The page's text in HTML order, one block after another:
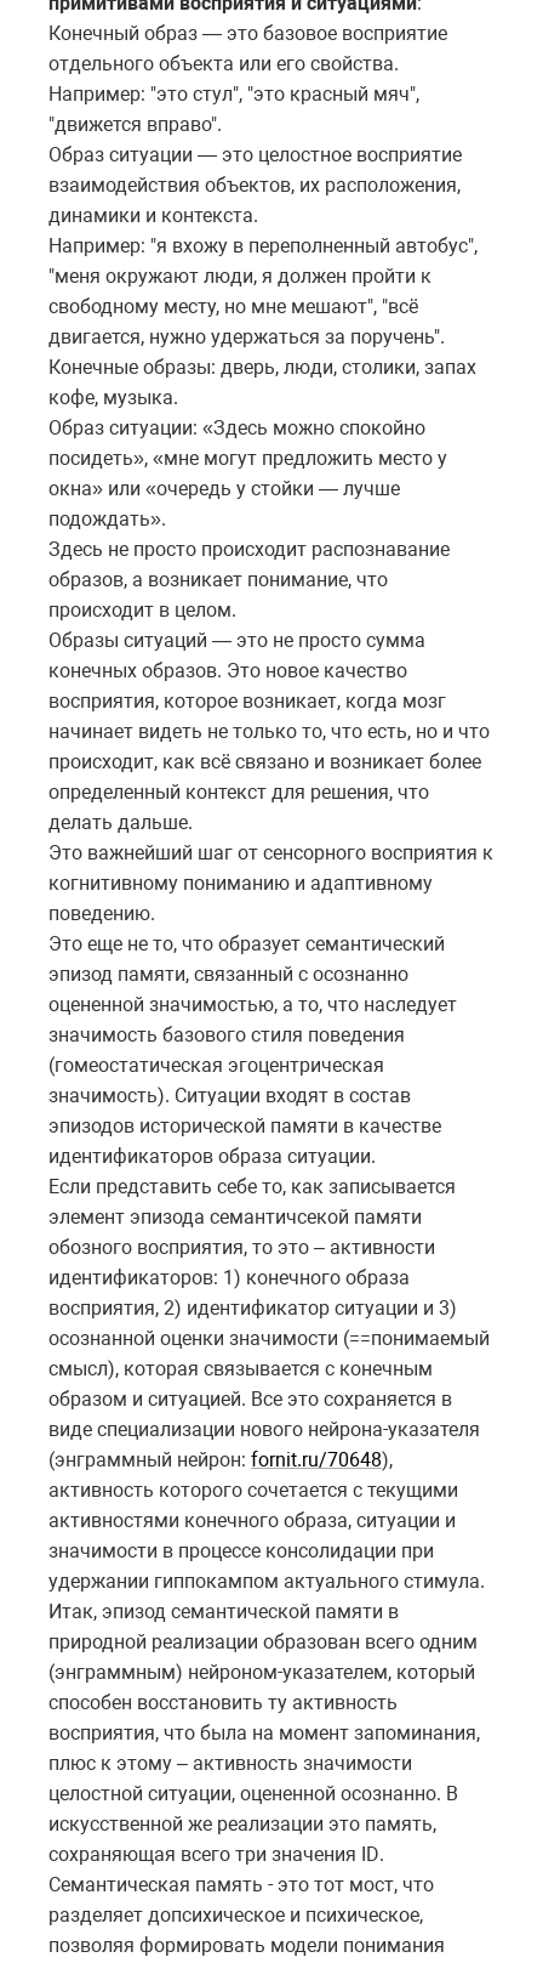
Конечный образ — это базовое восприятие
отдельного объекта или его свойства.
Например: "это стул", "это красный мяч",
"движется вправо".
Образ ситуации — это целостное восприятие
взаимодействия объектов, их расположения,
динамики и контекста.
Например: "я вхожу в переполненный автобус",
"меня окружают люди, я должен пройти к
свободному месту, но мне мешают", "всё
двигается, нужно удержаться за поручень".
Конечные образы: дверь, люди, столики, запах
кофе, музыка.
Образ ситуации: «Здесь можно спокойно
посидеть», «мне могут предложить место у
окна» или «очередь у стойки — лучше
подождать».
Здесь не просто происходит распознавание
образов, а возникает понимание, что
происходит в целом.
Образы ситуаций — это не просто сумма
конечных образов. Это новое качество
восприятия, которое возникает, когда мозг
начинает видеть не только то, что есть, но и что
происходит, как всё связано и возникает более
определенный контекст для решения, что
делать дальше.
Это важнейший шаг от сенсорного восприятия к
когнитивному пониманию и адаптивному
поведению.
Это еще не то, что образует семантический
эпизод памяти, связанный с осознанно
оцененной значимостью, а то, что наследует
значимость базового стиля поведения
(гомеостатическая эгоцентрическая
значимость). Ситуации входят в состав
эпизодов исторической памяти в качестве
идентификаторов образа ситуации.
Если представить себе то, как записывается
элемент эпизода семантичсекой памяти
обозного восприятия, то это – активности
идентификаторов: 1) конечного образа
восприятия, 2) идентификатор ситуации и 3)
осознанной оценки значимости (==понимаемый
смысл), которая связывается с конечным
образом и ситуацией. Все это сохраняется в
виде специализации нового нейрона-указателя
(энграммный нейрон: fornit.ru/70648),
активность которого сочетается с текущими
активностями конечного образа, ситуации и
значимости в процессе консолидации при
удержании гиппокампом актуального стимула.
Итак, эпизод семантической памяти в
природной реализации образован всего одним
(энграммным) нейроном-указателем, который
способен восстановить ту активность
восприятия, что была на момент запоминания,
плюс к этому – активность значимости
целостной ситуации, оцененной осознанно. В
искусственной же реализации это память,
сохраняющая всего три значения ID.
Семантическая память - это тот мост, что
разделяет допсихическое и психическое,
позволяя формировать модели понимания